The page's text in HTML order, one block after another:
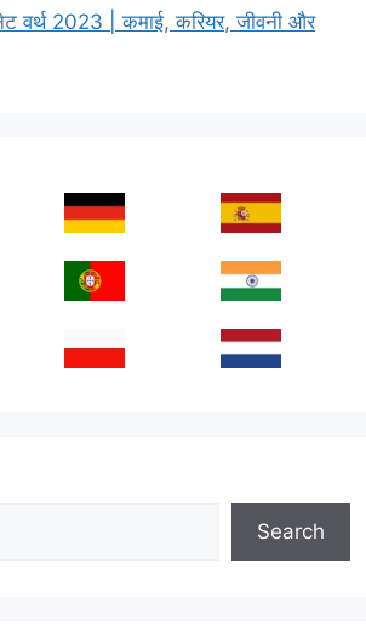
वर्थ 2023 | कमाई, करियर, जीवनी और
Search